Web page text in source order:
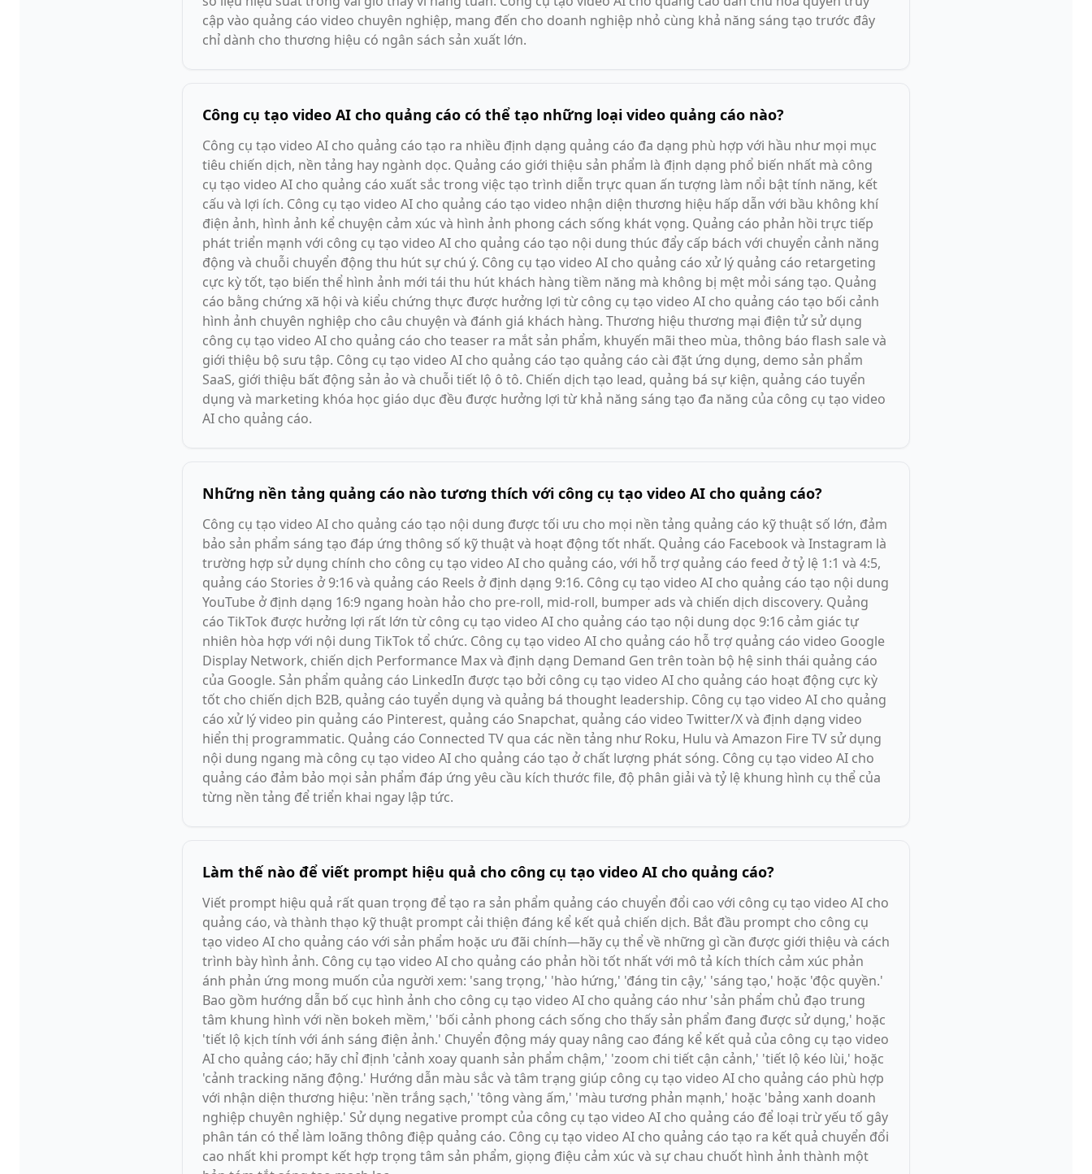
cập vào quảng cáo video chuyên nghiệp, mang đến cho doanh nghiệp nhỏ cùng khả năng sáng tạo trước đây
chỉ dành cho thương hiệu có ngân sách sản xuất lớn.
Công cụ tạo video AI cho quảng cáo có thể tạo những loại video quảng cáo nào?
Công cụ tạo video AI cho quảng cáo tạo ra nhiều định dạng quảng cáo đa dạng phù hợp với hầu như mọi mục
tiêu chiến dịch, nền tảng hay ngành dọc. Quảng cáo giới thiệu sản phẩm là định dạng phổ biến nhất mà công
cụ tạo video AI cho quảng cáo xuất sắc trong việc tạo trình diễn trực quan ấn tượng làm nổi bật tính năng, kết
cấu và lợi ích. Công cụ tạo video AI cho quảng cáo tạo video nhận diện thương hiệu hấp dẫn với bầu không khí
điện ảnh, hình ảnh kể chuyện cảm xúc và hình ảnh phong cách sống khát vọng. Quảng cáo phản hồi trực tiếp
phát triển mạnh với công cụ tạo video AI cho quảng cáo tạo nội dung thúc đẩy cấp bách với chuyển cảnh năng
động và chuỗi chuyển động thu hút sự chú ý. Công cụ tạo video AI cho quảng cáo xử lý quảng cáo retargeting
cực kỳ tốt, tạo biến thể hình ảnh mới tái thu hút khách hàng tiềm năng mà không bị mệt mỏi sáng tạo. Quảng
cáo bằng chứng xã hội và kiểu chứng thực được hưởng lợi từ công cụ tạo video AI cho quảng cáo tạo bối cảnh
hình ảnh chuyên nghiệp cho câu chuyện và đánh giá khách hàng. Thương hiệu thương mại điện tử sử dụng
công cụ tạo video AI cho quảng cáo cho teaser ra mắt sản phẩm, khuyến mãi theo mùa, thông báo flash sale và
giới thiệu bộ sưu tập. Công cụ tạo video AI cho quảng cáo tạo quảng cáo cài đặt ứng dụng, demo sản phẩm
SaaS, giới thiệu bất động sản ảo và chuỗi tiết lộ ô tô. Chiến dịch tạo lead, quảng bá sự kiện, quảng cáo tuyển
dụng và marketing khóa học giáo dục đều được hưởng lợi từ khả năng sáng tạo đa năng của công cụ tạo video
AI cho quảng cáo.
Những nền tảng quảng cáo nào tương thích với công cụ tạo video AI cho quảng cáo?
Công cụ tạo video AI cho quảng cáo tạo nội dung được tối ưu cho mọi nền tảng quảng cáo kỹ thuật số lớn, đảm
bảo sản phẩm sáng tạo đáp ứng thông số kỹ thuật và hoạt động tốt nhất. Quảng cáo Facebook và Instagram là
trường hợp sử dụng chính cho công cụ tạo video AI cho quảng cáo, với hỗ trợ quảng cáo feed ở tỷ lệ 1:1 và 4:5,
quảng cáo Stories ở 9:16 và quảng cáo Reels ở định dạng 9:16. Công cụ tạo video AI cho quảng cáo tạo nội dung
YouTube ở định dạng 16:9 ngang hoàn hảo cho pre-roll, mid-roll, bumper ads và chiến dịch discovery. Quảng
cáo TikTok được hưởng lợi rất lớn từ công cụ tạo video AI cho quảng cáo tạo nội dung dọc 9:16 cảm giác tự
nhiên hòa hợp với nội dung TikTok tổ chức. Công cụ tạo video AI cho quảng cáo hỗ trợ quảng cáo video Google
Display Network, chiến dịch Performance Max và định dạng Demand Gen trên toàn bộ hệ sinh thái quảng cáo
của Google. Sản phẩm quảng cáo LinkedIn được tạo bởi công cụ tạo video AI cho quảng cáo hoạt động cực kỳ
tốt cho chiến dịch B2B, quảng cáo tuyển dụng và quảng bá thought leadership. Công cụ tạo video AI cho quảng
cáo xử lý video pin quảng cáo Pinterest, quảng cáo Snapchat, quảng cáo video Twitter/X và định dạng video
hiển thị programmatic. Quảng cáo Connected TV qua các nền tảng như Roku, Hulu và Amazon Fire TV sử dụng
nội dung ngang mà công cụ tạo video AI cho quảng cáo tạo ở chất lượng phát sóng. Công cụ tạo video AI cho
quảng cáo đảm bảo mọi sản phẩm đáp ứng yêu cầu kích thước file, độ phân giải và tỷ lệ khung hình cụ thể của
từng nền tảng để triển khai ngay lập tức.
Làm thế nào để viết prompt hiệu quả cho công cụ tạo video AI cho quảng cáo?
Viết prompt hiệu quả rất quan trọng để tạo ra sản phẩm quảng cáo chuyển đổi cao với công cụ tạo video AI cho
quảng cáo, và thành thạo kỹ thuật prompt cải thiện đáng kể kết quả chiến dịch. Bắt đầu prompt cho công cụ
tạo video AI cho quảng cáo với sản phẩm hoặc ưu đãi chính—hãy cụ thể về những gì cần được giới thiệu và cách
trình bày hình ảnh. Công cụ tạo video AI cho quảng cáo phản hồi tốt nhất với mô tả kích thích cảm xúc phản
ánh phản ứng mong muốn của người xem: 'sang trọng,' 'hào hứng,' 'đáng tin cậy,' 'sáng tạo,' hoặc 'độc quyền.'
Bao gồm hướng dẫn bố cục hình ảnh cho công cụ tạo video AI cho quảng cáo như 'sản phẩm chủ đạo trung
tâm khung hình với nền bokeh mềm,' 'bối cảnh phong cách sống cho thấy sản phẩm đang được sử dụng,' hoặc
'tiết lộ kịch tính với ánh sáng điện ảnh.' Chuyển động máy quay nâng cao đáng kể kết quả của công cụ tạo video
AI cho quảng cáo; hãy chỉ định 'cảnh xoay quanh sản phẩm chậm,' 'zoom chi tiết cận cảnh,' 'tiết lộ kéo lùi,' hoặc
'cảnh tracking năng động.' Hướng dẫn màu sắc và tâm trạng giúp công cụ tạo video AI cho quảng cáo phù hợp
với nhận diện thương hiệu: 'nền trắng sạch,' 'tông vàng ấm,' 'màu tương phản mạnh,' hoặc 'bảng xanh doanh
nghiệp chuyên nghiệp.' Sử dụng negative prompt của công cụ tạo video AI cho quảng cáo để loại trừ yếu tố gây
phân tán có thể làm loãng thông điệp quảng cáo. Công cụ tạo video AI cho quảng cáo tạo ra kết quả chuyển đổi
cao nhất khi prompt kết hợp trọng tâm sản phẩm, giọng điệu cảm xúc và sự chau chuốt hình ảnh thành một